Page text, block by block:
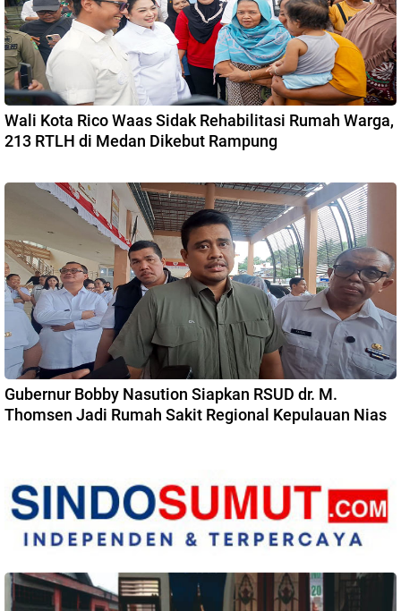
Wali Kota Rico Waas Sidak Rehabilitasi Rumah Warga,
213 RTLH di Medan Dikebut Rampung
Gubernur Bobby Nasution Siapkan RSUD dr. M.
Thomsen Jadi Rumah Sakit Regional Kepulauan Nias